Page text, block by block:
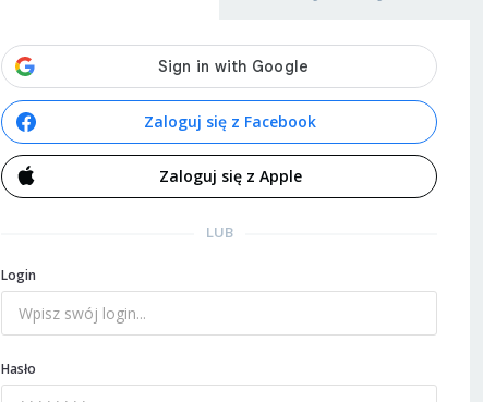
Zaloguj się z Facebook
Zaloguj się z Apple
LUB
Login
Hasło